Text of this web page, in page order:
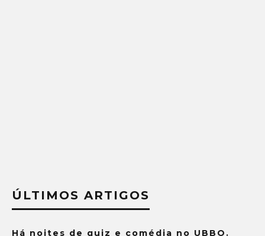
ÚLTIMOS ARTIGOS
Há noites de quiz e comédia no UBBO.